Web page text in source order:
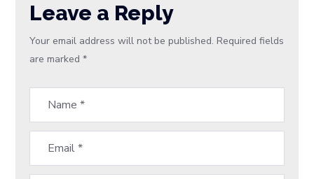
Leave a Reply
Your email address will not be published. Required fields
are marked*